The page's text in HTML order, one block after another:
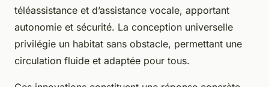
téléassistance et d’assistance vocale, apportant
autonomie et sécurité. La conception universelle
privilégie un habitat sans obstacle, permettant une
circulation fluide et adaptée pour tous.